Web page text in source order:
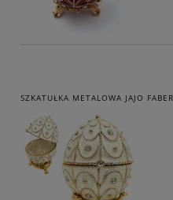
SZKATUŁKA METALOWA JAJO